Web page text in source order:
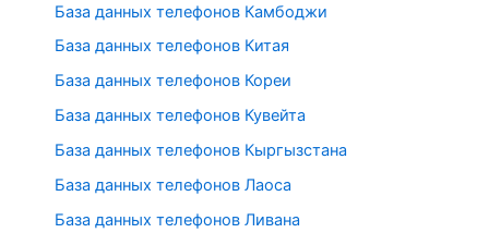
База данных телефонов Камбоджи
База данных телефонов Китая
База данных телефонов Кореи
База данных телефонов Кувейта
База данных телефонов Кыргызстана
База данных телефонов Лаоса
База данных телефонов Ливана